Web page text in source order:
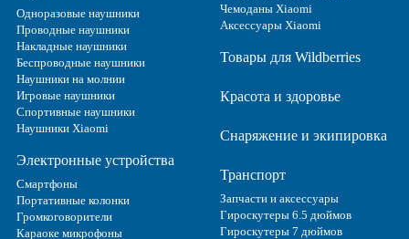
Одноразовые наушники
Проводные наушники
Накладные наушники
Беспроводные наушники
Наушники на молнии
Игровые наушники
Спортивные наушники
Наушники Xiaomi
Электронные устройства
Смартфоны
Портативные колонки
Громкоговорители
Караоке микрофоны
Чемоданы Xiaomi
Аксессуары Xiaomi
Товары для Wildberries
Красота и здоровье
Снаряжение и экипировка
Транспорт
Запчасти и аксессуары
Гироскутеры 6.5 дюймов
Гироскутеры 7 дюймов